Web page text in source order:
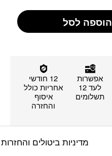
הוספה לסל
אפשרות
לעד 12
תשלומים
12 חודשי
אחריות כולל
איסוף
והחזרה
מדיניות ביטולים והחזרות